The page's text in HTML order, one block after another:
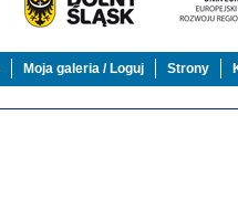
Moja galeria / Loguj Strony